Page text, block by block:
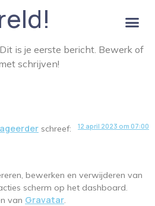
is je eerste bericht. Bewerk of
schrijven!
schreef: 12 april 2023 om 07:00
bewerken en verwijderen van
scherm op het dashboard.
van Gravatar.